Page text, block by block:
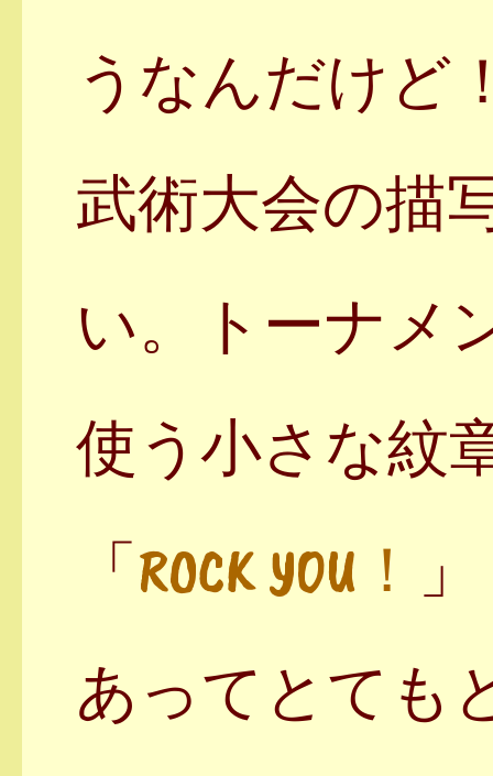
うなんだけど
武術大会の描
い。トーナメ
使う小さな紋
「 ROCK YOU！
あってとても